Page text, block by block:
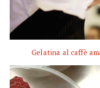
Gelatina al caffè